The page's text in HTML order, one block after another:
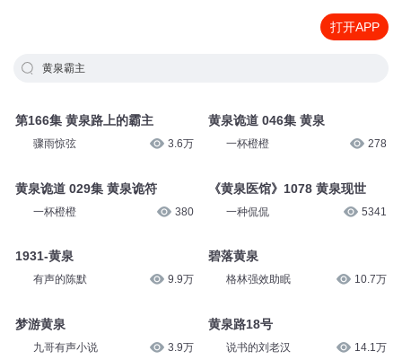
打开APP
黄泉霸主
第166集 黄泉路上的霸主
骤雨惊弦 3.6万
黄泉诡道 029集 黄泉诡符
一杯橙橙 380
1931-黄泉
有声的陈默 9.9万
梦游黄泉
九哥有声小说 3.9万
黄泉诡道 046集 黄泉
一杯橙橙 278
《黄泉医馆》1078 黄泉现世
一种侃侃 5341
碧落黄泉
格林强效助眠 10.7万
黄泉路18号
说书的刘老汉 14.1万